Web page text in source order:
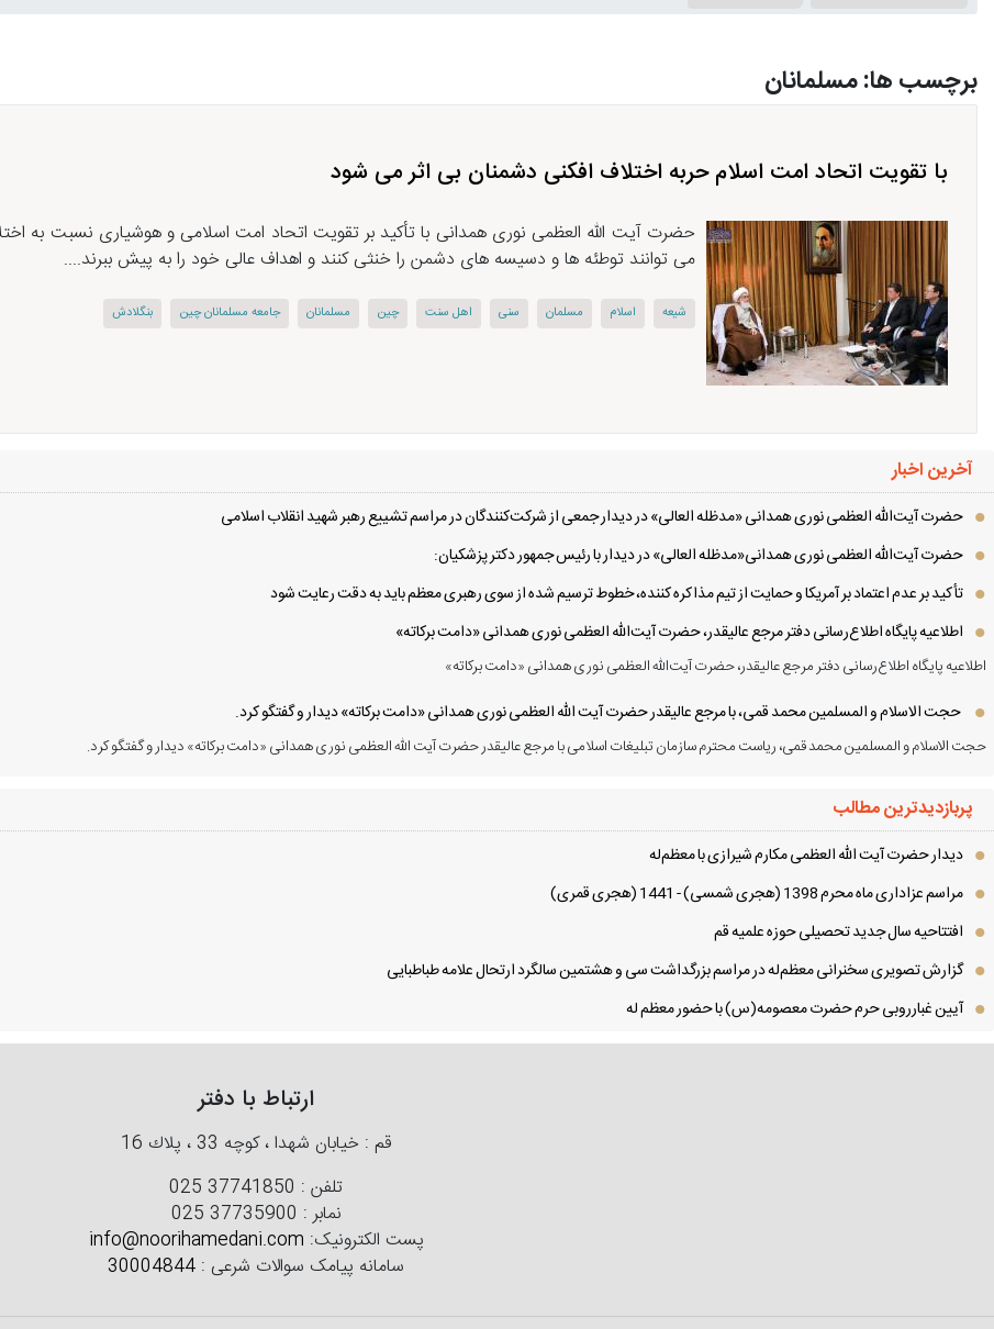
برچسب ها: مسلمانان
با تقویت اتحاد امت اسلام حربه اختلاف افکنی دشمنان بی اثر می شود
حضرت آیت الله العظمی نوری همدانی با تأکید بر تقویت اتحاد امت اسلامی و هوشیاری نسبت به
می توانند توطئه ها و دسیسه های دشمن را خنثی کنند و اهداف عالی خود را به پیش ببرند....
شیعه اسلام مسلمان سنی اهل سنت چین مسلمانان جامعه مسلمانان چین بنگلادش
آخرین اخبار
حضرت آیت‌الله العظمی نوری همدانی «مدظله العالی» در دیدار جمعی از شرکت‌کنندگان در مراسم تشییع رهبر شهید انقلاب اسلامی
حضرت آیت‌الله العظمی نوری همدانی«مدظله العالی» در دیدار با رئیس جمهور دکتر پزشکیان:
تأکید بر عدم اعتماد بر آمریکا و حمایت از تیم مذاکره کننده، خطوط ترسیم شده از سوی رهبری معظم باید به دقت رعایت شود
اطلاعیه پایگاه اطلاع‌رسانی دفتر مرجع عالیقدر، حضرت آیت‌الله العظمی نوری همدانی «دامت برکاته»
اطلاعیه پایگاه اطلاع‌رسانی دفتر مرجع عالیقدر، حضرت آیت‌الله العظمی نوری همدانی «دامت برکاته»
حجت الاسلام و المسلمین محمد قمی، با مرجع عالیقدر حضرت آیت الله العظمی نوری همدانی «دامت برکاته» دیدار و گفتگو کرد.
حجت الاسلام و المسلمین محمد قمی، ریاست محترم سازمان تبلیغات اسلامی با مرجع عالیقدر حضرت آیت الله العظمی نوری همدانی «دامت برکاته» دیدار و گفتگو کرد.
پربازدیدترین مطالب
دیدار حضرت آیت الله العظمی مكارم شیرازی با معظم‌له
مراسم عزاداری ماه محرم 1398 (هجری شمسی) - 1441 (هجری قمری)
افتتاحیه سال جدید تحصیلی حوزه علمیه قم
گزارش تصویری سخنرانی معظم‌له در مراسم بزرگداشت سی و هشتمین سالگرد ارتحال علامه طباطبایی
آیین غبارروبی حرم حضرت معصومه(س) با حضور معظم له
ارتباط با دفتر
قم : خیابان شهدا ، كوچه 33 ، پلاك 16
تلفن : 025 37741850
نمابر : 025 37735900
پست الکترونیک: info@noorihamedani.com
سامانه پیامک سوالات شرعی : 30004844